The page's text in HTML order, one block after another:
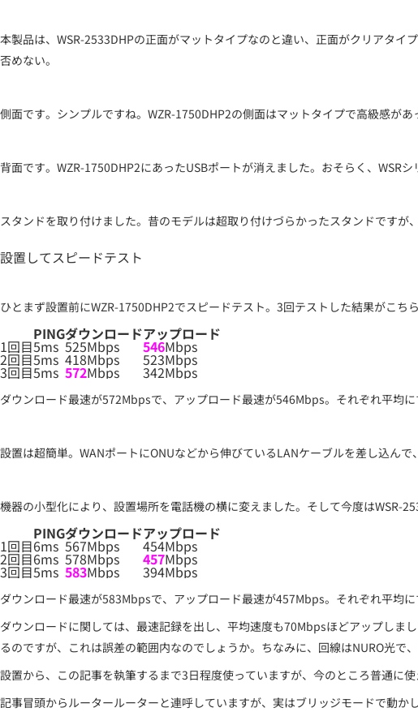
本製品は、WSR-2533DHPの正面がマットタイプなのと違い、正面がクリアタ
否めない。
側面です。シンプルですね。WZR-1750DHP2の側面はマットタイプで高級感が
背面です。WZR-1750DHP2にあったUSBポートが消えました。おそらく、WSR
スタンドを取り付けました。昔のモデルは超取り付けづらかったスタンドですが
設置してスピードテスト
ひとまず設置前にWZR-1750DHP2でスピードテスト。3回テストした結果がこちら
PINGダウンロードアップロード
1回目5ms 525Mbps 546Mbps
2回目5ms 418Mbps 523Mbps
3回目5ms 572Mbps 342Mbps
ダウンロード最速が572Mbpsで、アップロード最速が546Mbps。それぞれ平均
設置は超簡単。WANポートにONUなどから伸びているLANケーブルを差し込ん
機器の小型化により、設置場所を電話機の横に変えました。そして今度はWSR-
PINGダウンロードアップロード
1回目6ms 567Mbps 454Mbps
2回目6ms 578Mbps 457Mbps
3回目5ms 583Mbps 394Mbps
ダウンロード最速が583Mbpsで、アップロード最速が457Mbps。それぞれ平均
ダウンロードに関しては、最速記録を出し、平均速度も70Mbpsほどアップしま
るのですが、これは誤差の範囲内なのでしょうか。ちなみに、回線はNURO光で
設置から、この記事を執筆するまで3日程度使っていますが、今のところ普通に
記事冒頭からルータールーターと連呼していますが、実はブリッジモードで動